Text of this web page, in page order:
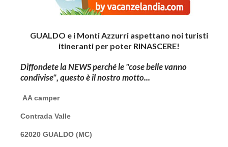
GUALDO e i Monti Azzurri aspettano noi turisti
itineranti per poter RINASCERE!
Diffondete la NEWS perché le "cose belle vanno
condivise", questo è il nostro motto...
AA camper
Contrada Valle
62020 GUALDO (MC)